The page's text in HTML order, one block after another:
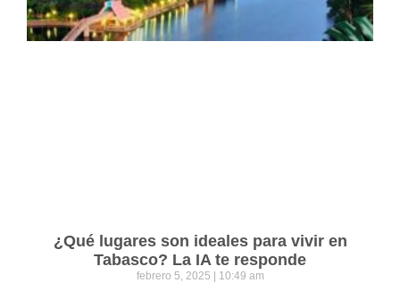
¿Qué lugares son ideales para vivir en
Tabasco? La IA te responde
febrero 5, 2025 10:49 am